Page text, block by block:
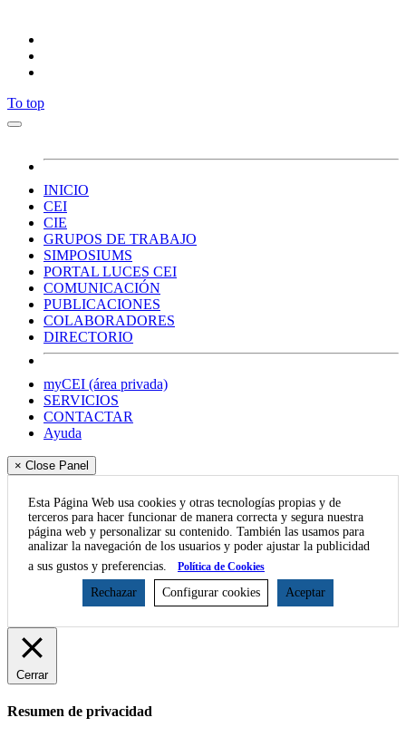
To top
INICIO
CEI
CIE
GRUPOS DE TRABAJO
SIMPOSIUMS
PORTAL LUCES CEI
COMUNICACIÓN
PUBLICACIONES
COLABORADORES
DIRECTORIO
myCEI (área privada)
SERVICIOS
CONTACTAR
Ayuda
× Close Panel
Esta Página Web usa cookies y otras tecnologías propias y de
terceros para hacer funcionar de manera correcta y segura nuestra
página web y personalizar su contenido. También las usamos para
analizar la navegación de los usuarios y poder ajustar la publicidad
a sus gustos y preferencias.
Política de Cookies
Rechazar Configurar cookies Aceptar
Cerrar
Resumen de privacidad